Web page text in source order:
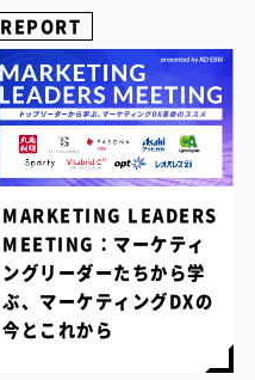
REPORT
MARKETING LEADERS
MEETING：マーケティ
ングリーダーたちから学
ぶ、マーケティングDXの
今とこれから